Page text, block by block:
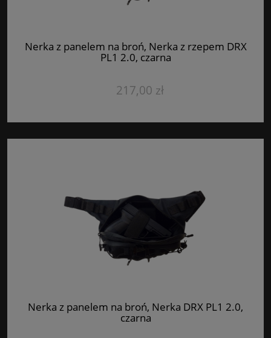
Nerka z panelem na broń, Nerka z rzepem DRX
PL1 2.0, czarna
217,00 zł
Nerka z panelem na broń, Nerka DRX PL1 2.0,
czarna